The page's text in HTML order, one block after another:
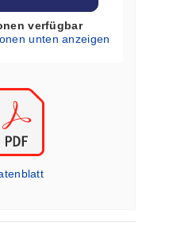
verfügbar
unten anzeigen